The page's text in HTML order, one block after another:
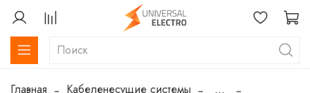
Главная Кабеленесущие системы
...